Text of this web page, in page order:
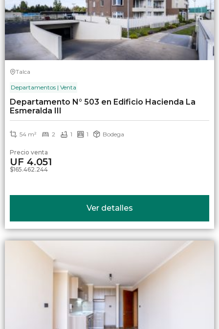
Talca
Departamentos | Venta
Departamento N° 503 en Edificio Hacienda La
Esmeralda III
54 m² 2 1 1 Bodega
Precio venta
UF 4.051
$165.462.244
Ver detalles